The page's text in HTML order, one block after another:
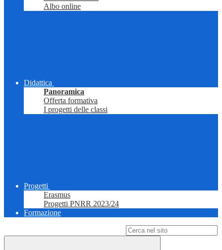
Albo online
Didattica
Panoramica
Offerta formativa
I progetti delle classi
Progetti
Erasmus
Progetti PNRR 2023/24
Formazione